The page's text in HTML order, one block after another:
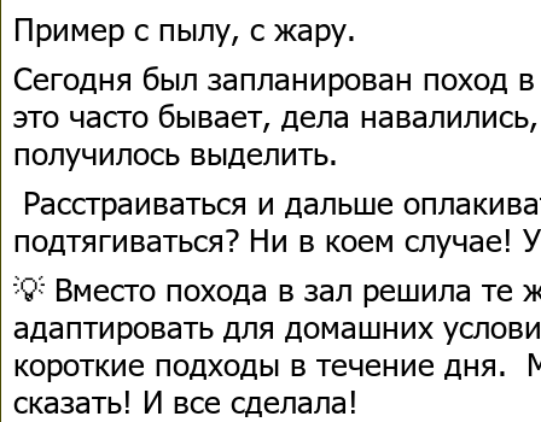
Пример с пылу, с жару.
Сегодня был запланирован поход
это часто бывает, дела
получилось выделить.
Расстраиваться и дальше
подтягиваться? Ни в коем случае!
💡 Вместо похода в зал решила те
адаптировать для домашних
короткие подходы в течение дня.
сказать! И все сделала!